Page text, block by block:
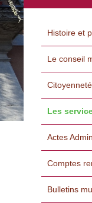
Histoire et
Le conseil
Les
Actes
Comptes
Bulletins